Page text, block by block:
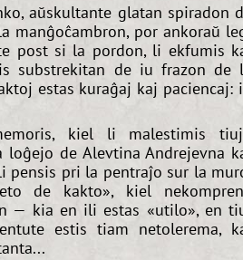
aŭskultante glatan spiradon
manĝoĉambron, por ankoraŭ
post si la pordon, li ekfumis
substrekitan de iu frazon de
estas kuraĝaj kaj paciencaj:
kiel li malestimis
de Alevtina Andrejevna
pensis pri la pentraĵo sur la
de kakto», kiel
n — kia en ili estas «utilo», en
estis tiam netolerema,